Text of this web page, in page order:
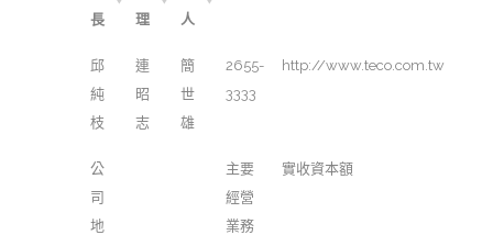
長
理
人
邱
純
枝
連
昭
志
簡
世
雄
2655-
3333
http://www.teco.com.tw
公
司
地
主要
經營
業務
實收資本額